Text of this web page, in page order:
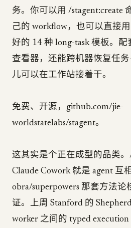
务。你可以用 /stagent:create
己的 workflow，也可以直接
好的 14 种 long-task 模板。
查看器，还能跨机器恢复任
儿可以在工作站接着干。
免费、开源，github.com/jie-
worldstatelabs/stagent。
这其实是个正在成型的品类
Claude Cowork 就是 agent 互
obra/superpowers 那套方法
证。上周 Stanford 的
worker 之间的 typed